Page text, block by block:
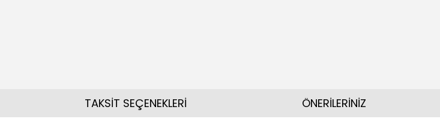
TAKSİT SEÇENEKLERİ ÖNERİLERİNİZ